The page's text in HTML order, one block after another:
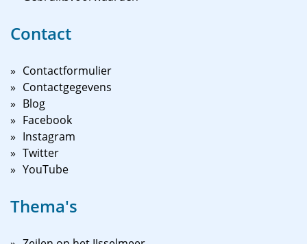
Contact
Contactformulier
Contactgegevens
Blog
Facebook
Instagram
Twitter
YouTube
Thema's